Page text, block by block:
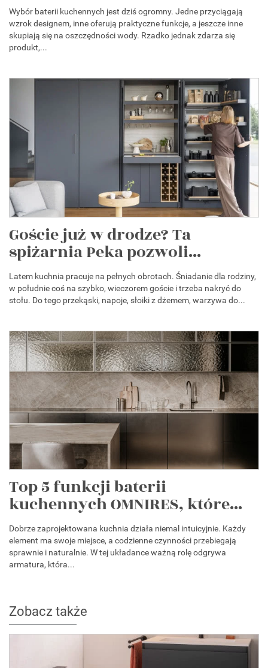
Wybór baterii kuchennych jest dziś ogromny. Jedne przyciągają
wzrok designem, inne oferują praktyczne funkcje, a jeszcze inne
skupiają się na oszczędności wody. Rzadko jednak zdarza się
produkt,...
Goście już w drodze? Ta
spiżarnia Peka pozwoli...
Latem kuchnia pracuje na pełnych obrotach. Śniadanie dla rodziny,
w południe coś na szybko, wieczorem goście i trzeba nakryć do
stołu. Do tego przekąski, napoje, słoiki z dżemem, warzywa do...
Top 5 funkcji baterii
kuchennych OMNIRES, które...
Dobrze zaprojektowana kuchnia działa niemal intuicyjnie. Każdy
element ma swoje miejsce, a codzienne czynności przebiegają
sprawnie i naturalnie. W tej układance ważną rolę odgrywa
armatura, która...
Zobacz także